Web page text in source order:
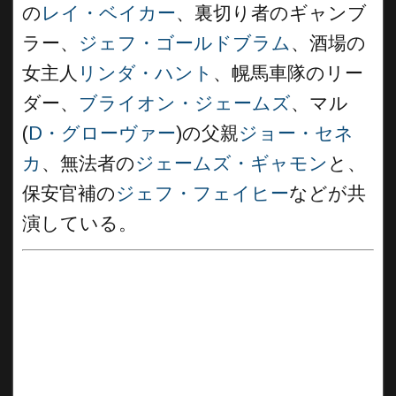
の レイ・ベイカー、裏切り者のギャンブ
ラー、 ジェフ・ゴールドブラム 、酒場の
女主人 リンダ・ハント 、幌馬車隊のリー
ダー、 ブライオン・ジェームズ、マル
(D・グローヴァー)の父親ジョー・セネ
カ 、無法者のジェームズ・ギャモン と、
保安官補のジェフ・フェイヒーなどが共
演している。